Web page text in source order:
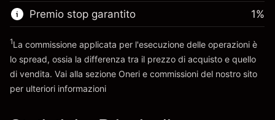
Vai alla piattaforma
~$5,000.00
Denaro da leva ~
Vai alla piattaforma
Premio stop garantito 1%
1La commissione applicata per l'esecuzione delle operazioni è
lo spread, ossia la differenza tra il prezzo di acquisto e quello
di vendita. Vai alla sezione Oneri e commissioni del nostro sito
per ulteriori informazioni